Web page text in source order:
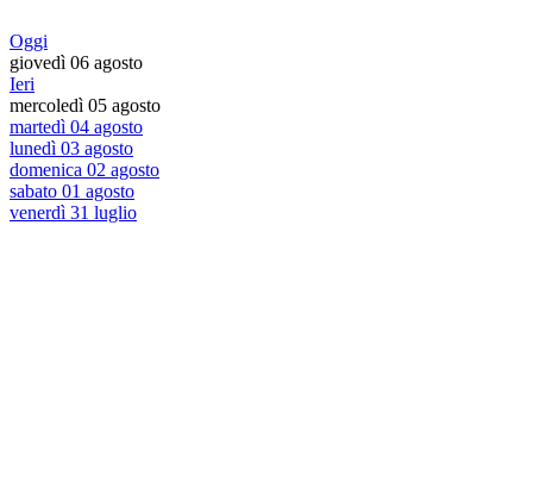
Oggi
giovedì 06 agosto
Ieri
mercoledì 05 agosto
martedì 04 agosto
lunedì 03 agosto
domenica 02 agosto
sabato 01 agosto
venerdì 31 luglio